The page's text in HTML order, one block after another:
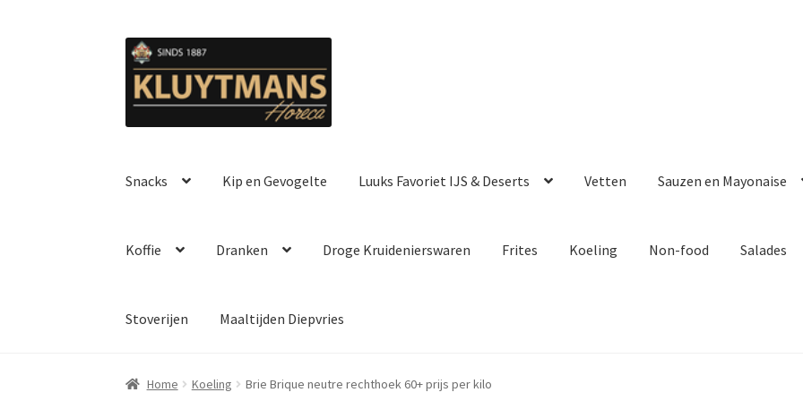
Ga
door
naar
Ga
naar
de
Snacks Kip en Gevogelte Luuks Favoriet IJS & Deserts Vetten Sauzen en Mayonaise
Koffie Dranken Droge Kruidenierswaren Frites Koeling Non-food Salades
Stoverijen Maaltijden Diepvries
Home Koeling Brie Brique neutre rechthoek 60+ prijs per kilo